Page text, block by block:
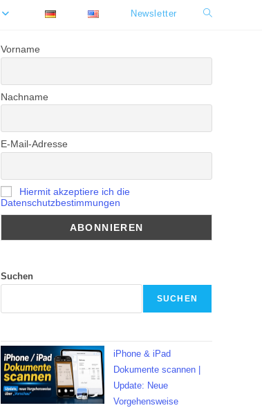
Newsletter Website-
Vorname
Nachname
E-Mail-Adresse
Hiermit akzeptiere ich die
Datenschutzbestimmungen
Suchen
SUCHEN
iPhone & iPad
Dokumente scannen |
Update: Neue
Vorgehensweise